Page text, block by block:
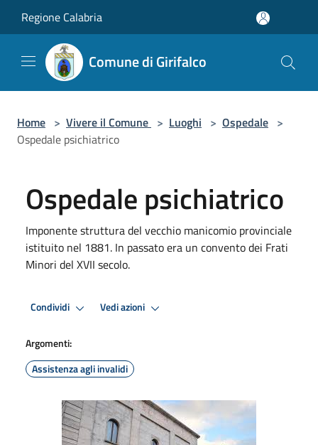
Regione Calabria
Comune di Girifalco
Home > Vivere il Comune > Luoghi > Ospedale >
Ospedale psichiatrico
Ospedale psichiatrico
Imponente struttura del vecchio manicomio provinciale
istituito nel 1881. In passato era un convento dei Frati
Minori del XVII secolo.
Condividi Vedi azioni
Argomenti:
Assistenza agli invalidi